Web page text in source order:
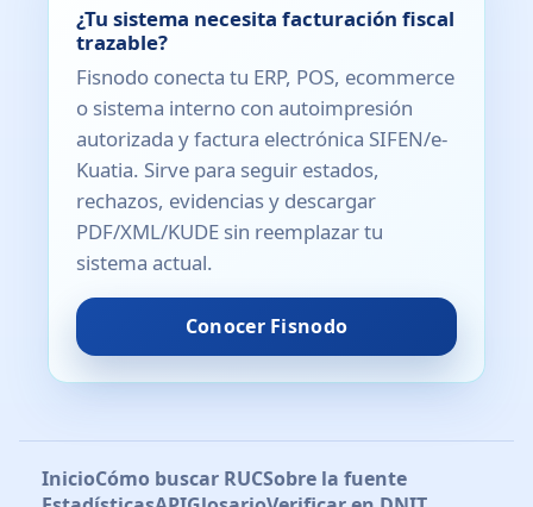
¿Tu sistema necesita facturación fiscal
trazable?
Fisnodo conecta tu ERP, POS, ecommerce
o sistema interno con autoimpresión
autorizada y factura electrónica SIFEN/e-
Kuatia. Sirve para seguir estados,
rechazos, evidencias y descargar
PDF/XML/KUDE sin reemplazar tu
sistema actual.
Conocer Fisnodo
InicioCómo buscar RUCSobre la fuente